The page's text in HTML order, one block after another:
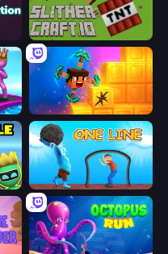
SlitherCraft.io
Merge & Dig!
Road Battle: Gather the Gang One Line